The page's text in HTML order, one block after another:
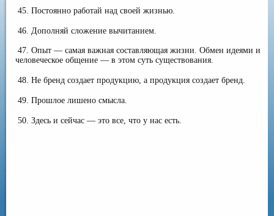
45. Постоянно работай над своей жизнью.
46. Дополняй сложение вычитанием.
47. Опыт — самая важная составляющая жизни. Обмен идеями и
человеческое общение — в этом суть существования.
48. Не бренд создает продукцию, а продукция создает бренд.
49. Прошлое лишено смысла.
50. Здесь и сейчас — это все, что у нас есть.